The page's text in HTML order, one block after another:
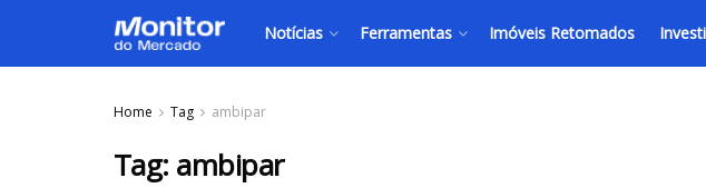
Notícias Ferramentas Imóveis Retomados
Home Tag ambipar
Tag: ambipar